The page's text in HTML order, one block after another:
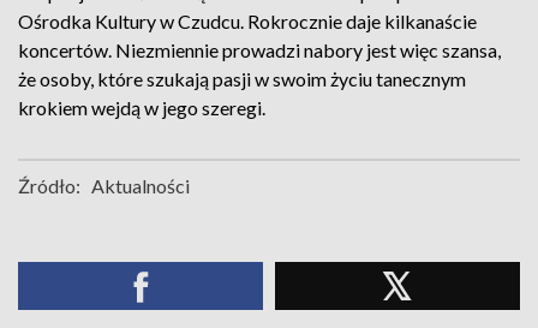
Ośrodka Kultury w Czudcu. Rokrocznie daje kilkanaście
koncertów. Niezmiennie prowadzi nabory jest więc szansa,
że osoby, które szukają pasji w swoim życiu tanecznym
krokiem wejdą w jego szeregi.
Źródło: Aktualności